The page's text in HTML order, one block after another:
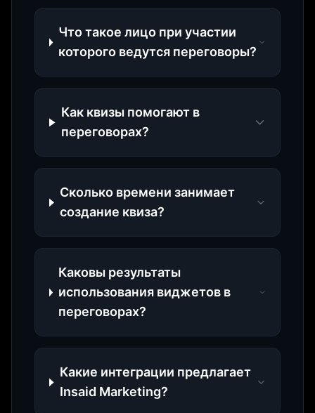
Что такое лицо при участии
которого ведутся переговоры?
Как квизы помогают в
переговорах?
Сколько времени занимает
создание квиза?
Каковы результаты
использования виджетов в
переговорах?
Какие интеграции предлагает
Insaid Marketing?